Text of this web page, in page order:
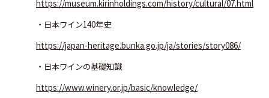
https://museum.kirinholdings.com/history/cultural/07.html
・日本ワイン140年史
https://japan-heritage.bunka.go.jp/ja/stories/story086/
・日本ワインの基礎知識
https://www.winery.or.jp/basic/knowledge/